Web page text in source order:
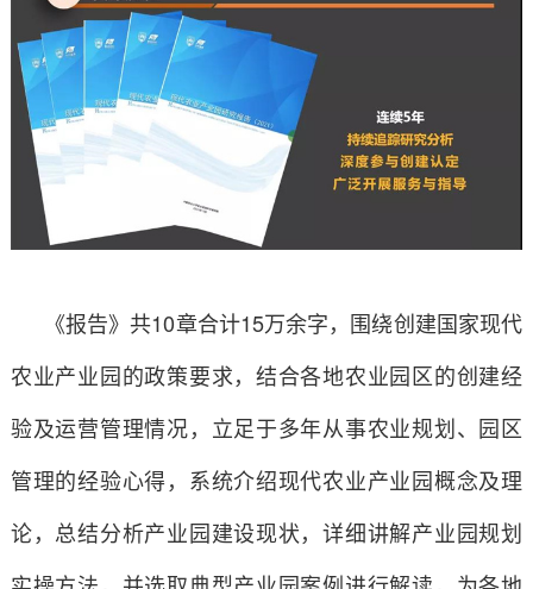
《报告》共10章合计15万余字，围绕创建国家现代
农业产业园的政策要求，结合各地农业园区的创建经
验及运营管理情况，立足于多年从事农业规划、园区
管理的经验心得，系统介绍现代农业产业园概念及理
论，总结分析产业园建设现状，详细讲解产业园规划